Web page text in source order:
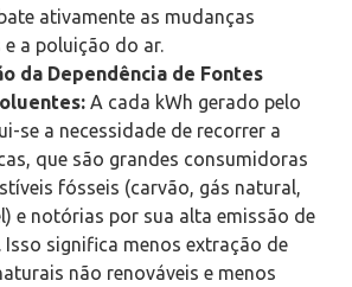
ativamente as mudanças
a poluição do ar.
da Dependência de Fontes
A cada kWh gerado pelo
se a necessidade de recorrer a
que são grandes consumidoras
fósseis (carvão, gás natural,
e notórias por sua alta emissão de
Isso significa menos extração de
não renováveis e menos